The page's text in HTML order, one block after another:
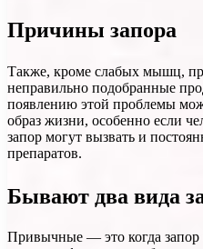
Причины запора
Также, кроме слабых мышц,
неправильно подобранные
появлению этой проблемы
образ жизни, особенно если
запор могут вызвать и
препаратов.
Бывают два вида
Привычные — это когда запор